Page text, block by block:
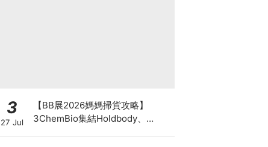
3
27 Jul
【BB展2026媽媽掃貨攻略】
3ChemBio集結Holdbody、